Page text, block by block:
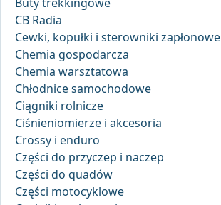
CB Radia
Cewki, kopułki i sterowniki zapłonowe
Chemia gospodarcza
Chemia warsztatowa
Chłodnice samochodowe
Ciągniki rolnicze
Ciśnieniomierze i akcesoria
Crossy i enduro
Części do przyczep i naczep
Części do quadów
Części motocyklowe